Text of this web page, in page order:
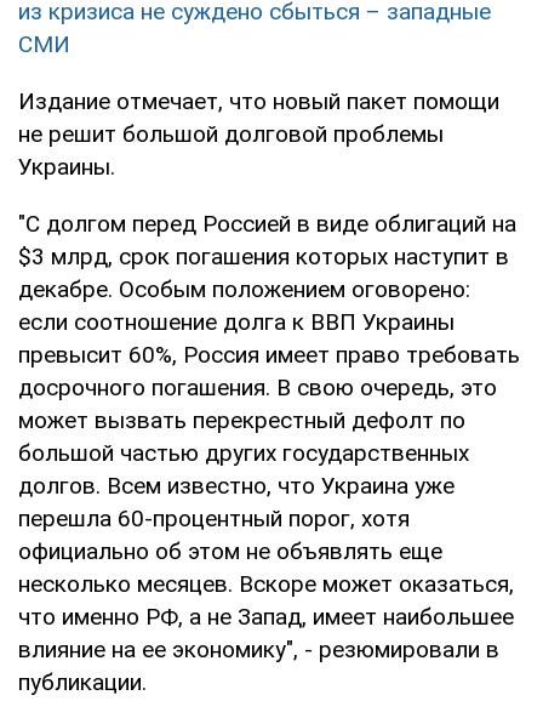
из кризиса не суждено сбыться – западные
СМИ
Издание отмечает, что новый пакет помощи
не решит большой долговой проблемы
Украины.
"С долгом перед Россией в виде облигаций на
$3 млрд, срок погашения которых наступит в
декабре. Особым положением оговорено:
если соотношение долга к ВВП Украины
превысит 60%, Россия имеет право требовать
досрочного погашения. В свою очередь, это
может вызвать перекрестный дефолт по
большой частью других государственных
долгов. Всем известно, что Украина уже
перешла 60-процентный порог, хотя
официально об этом не объявлять еще
несколько месяцев. Вскоре может оказаться,
что именно РФ, а не Запад, имеет наибольшее
влияние на ее экономику", - резюмировали в
публикации.